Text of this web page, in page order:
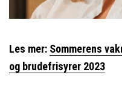
Les mer: Sommerens
og brudefrisyrer 2023